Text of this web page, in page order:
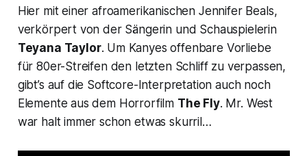
Hier mit einer afroamerikanischen Jennifer Beals,
verkörpert von der Sängerin und Schauspielerin
Teyana Taylor. Um Kanyes offenbare Vorliebe
für 80er-Streifen den letzten Schliff zu verpassen,
gibt’s auf die Softcore-Interpretation auch noch
Elemente aus dem Horrorfilm The Fly. Mr. West
war halt immer schon etwas skurril…